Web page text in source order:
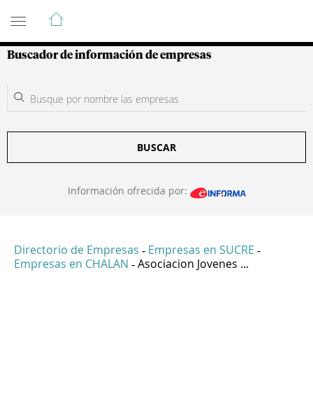
Guía de Empresas Colombianas
Buscador de información de empresas
BUSCAR
Información ofrecida por:
Directorio de Empresas - Empresas en SUCRE -
Empresas en CHALAN - Asociacion Jovenes ...